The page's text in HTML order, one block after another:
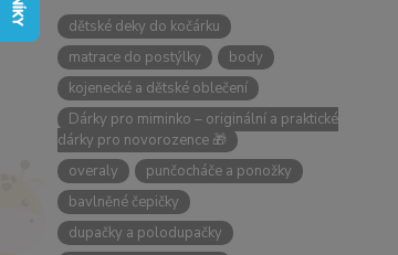
dětské deky do kočárku
matrace do postýlky
body
kojenecké a dětské oblečení
Dárky pro miminko – originální a praktické
dárky pro novorozence 🎁
overaly
punčocháče a ponožky
bavlněné čepičky
dupačky a polodupačky